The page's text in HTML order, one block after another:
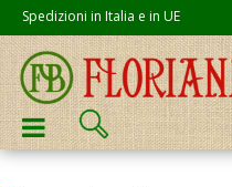
Skip
to
content
Spedizioni in Italia e in UE
PRIMARY MENU